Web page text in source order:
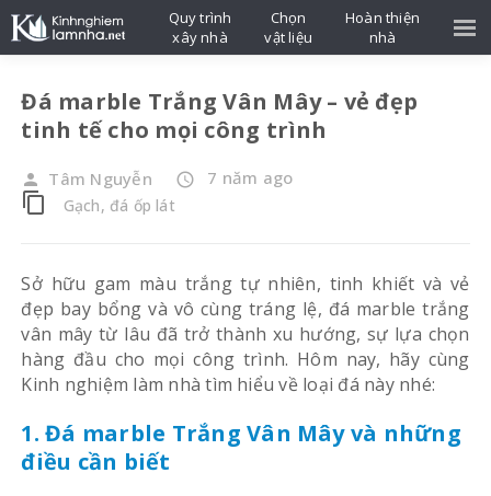
Đá marble Trắng Vân Mây – vẻ đẹp
tinh tế cho mọi công trình
person Tâm Nguyễn access_time 7 năm ago
content_copy Gạch, đá ốp lát
Sở hữu gam màu trắng tự nhiên, tinh khiết và vẻ
đẹp bay bổng và vô cùng tráng lệ, đá marble trắng
vân mây từ lâu đã trở thành xu hướng, sự lựa chọn
hàng đầu cho mọi công trình. Hôm nay, hãy cùng
Kinh nghiệm làm nhà tìm hiểu về loại đá này nhé:
1. Đá marble Trắng Vân Mây và những
điều cần biết
Quy trình
xây nhà
Chọn
vật liệu
Hoàn thiện
nhà